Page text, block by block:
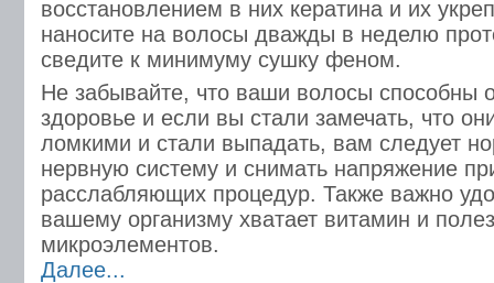
восстановлением в них кератина и их
наносите на волосы дважды в неделю
сведите к минимуму сушку феном.
Не забывайте, что ваши волосы способны
здоровье и если вы стали замечать, что
ломкими и стали выпадать, вам следует
нервную систему и снимать напряжение
расслабляющих процедур. Также важно
вашему организму хватает витамин и
микроэлементов.
Далее...